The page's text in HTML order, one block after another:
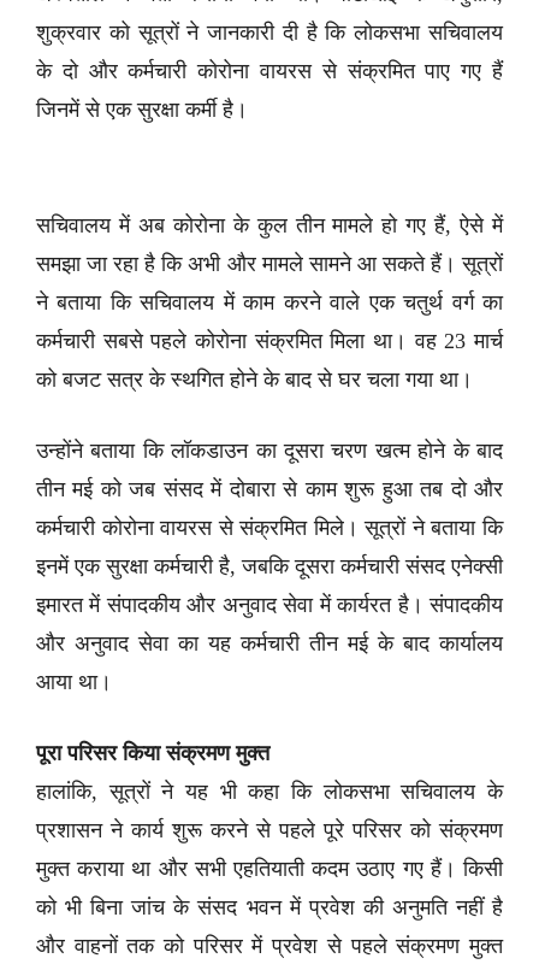
शुक्रवार को सूत्रों ने जानकारी दी है कि लोकसभा सचिवालय
के दो और कर्मचारी कोरोना वायरस से संक्रमित पाए गए हैं
जिनमें से एक सुरक्षा कर्मी है।
सचिवालय में अब कोरोना के कुल तीन मामले हो गए हैं, ऐसे में
समझा जा रहा है कि अभी और मामले सामने आ सकते हैं। सूत्रों
ने बताया कि सचिवालय में काम करने वाले एक चतुर्थ वर्ग का
कर्मचारी सबसे पहले कोरोना संक्रमित मिला था। वह 23 मार्च
को बजट सत्र के स्थगित होने के बाद से घर चला गया था।
उन्होंने बताया कि लॉकडाउन का दूसरा चरण खत्म होने के बाद
तीन मई को जब संसद में दोबारा से काम शुरू हुआ तब दो और
कर्मचारी कोरोना वायरस से संक्रमित मिले। सूत्रों ने बताया कि
इनमें एक सुरक्षा कर्मचारी है, जबकि दूसरा कर्मचारी संसद एनेक्सी
इमारत में संपादकीय और अनुवाद सेवा में कार्यरत है। संपादकीय
और अनुवाद सेवा का यह कर्मचारी तीन मई के बाद कार्यालय
आया था।
पूरा परिसर किया संक्रमण मुक्त
हालांकि, सूत्रों ने यह भी कहा कि लोकसभा सचिवालय के
प्रशासन ने कार्य शुरू करने से पहले पूरे परिसर को संक्रमण
मुक्त कराया था और सभी एहतियाती कदम उठाए गए हैं। किसी
को भी बिना जांच के संसद भवन में प्रवेश की अनुमति नहीं है
और वाहनों तक को परिसर में प्रवेश से पहले संक्रमण मुक्त